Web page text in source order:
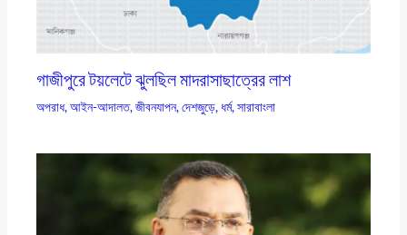
গাজীপুরে টয়লেটে ঝুলছিল মাদরাসাছাত্রের লাশ
অপরাধ,আইন-আদালত,জীবনযাপন,দেশজুড়ে, ধর্ম,সারাবাংলা